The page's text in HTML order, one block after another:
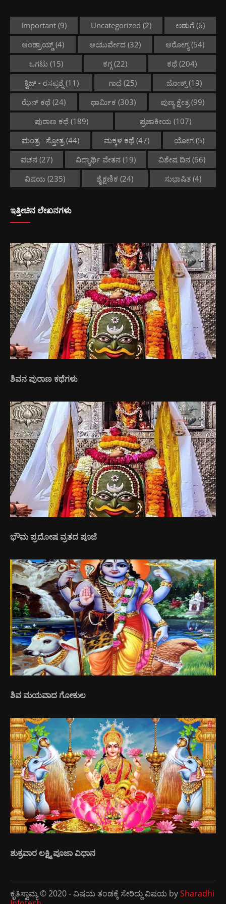
Important (9) Uncategorized (2) ಅಡುಗೆ (6)
ಆಂಡ್ರಾಯ್ಡ್(4) ಆಯುರ್ವೇದ(32) ಆರೋಗ್ಯ(54)
ಒಗಟು(15) ಕಗ್ಗ(22) ಕಥೆ (204)
ಕ್ವಿಜ್ - ರಸಪ್ರಶ್ನೆ(11) ಗಾದೆ(25) ಜೋಕ್ಸ್(19)
ಝೆನ್ ಕಥೆ(24) ಧಾರ್ಮಿಕ (303) ಪುಣ್ಯ ಕ್ಷೇತ್ರ(99)
ಪುರಾಣ ಕಥೆ (189) ಪ್ರಜಾಕೀಯ (107)
ಮಂತ್ರ - ಸ್ತೋತ್ರ(44) ಮಕ್ಕಳ ಕಥೆ(47) ಯೋಗ (5)
ವಚನ(27) ವಿದ್ಯಾರ್ಥಿ ವೇತನ(19) ವಿಶೇಷ ದಿನ (66)
ವಿಷಯ (235) ಶೈಕ್ಷಣಿಕ (24) ಸುಭಾಷಿತ (4)
ಇತ್ತೀಚಿನ ಲೇಖನಗಳು
ಶಿವನ ಪುರಾಣ ಕಥೆಗಳು
ಭೌಮ ಪ್ರದೋಷ ವ್ರತದ ಪೂಜೆ
ಶಿವ ಮಯವಾದ ಗೋಕುಲ
ಶುಕ್ರವಾರ ಲಕ್ಷ್ಮಿ ಪೂಜಾ ವಿಧಾನ
ಕೃತಿಸ್ವಾಮ್ಯ © 2020 - ವಿಷಯ ತಂಡಕ್ಕೆ ಸೇರಿದ್ದು ವಿಷಯ bySharadhi